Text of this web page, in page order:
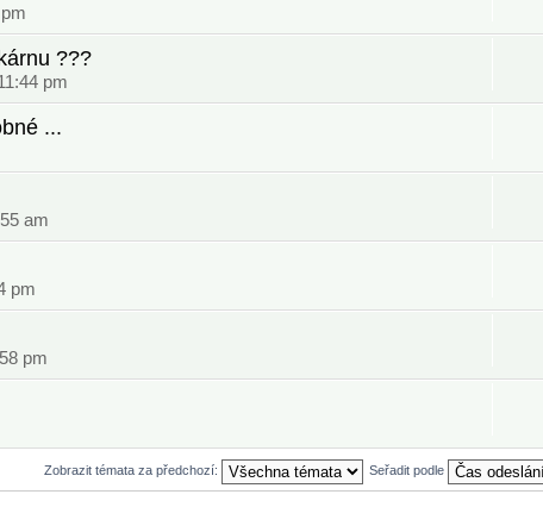
???
pm
...
am
pm
pm
Zobrazit témata za předchozí: Seřadit podle